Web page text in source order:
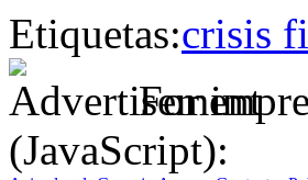
Etiquetas:crisis
For
(JavaScript):